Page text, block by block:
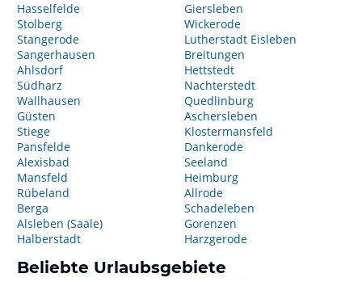
Hasselfelde
Stolberg
Stangerode
Sangerhausen
Ahlsdorf
Südharz
Wallhausen
Güsten
Stiege
Pansfelde
Alexisbad
Mansfeld
Rübeland
Berga
Alsleben (Saale)
Halberstadt
Giersleben
Wickerode
Lutherstadt Eisleben
Breitungen
Hettstedt
Nachterstedt
Quedlinburg
Aschersleben
Klostermansfeld
Dankerode
Seeland
Heimburg
Allrode
Schadeleben
Gorenzen
Harzgerode
Beliebte Urlaubsgebiete